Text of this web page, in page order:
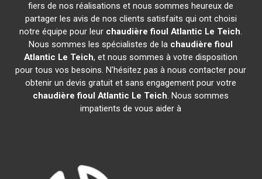
fiers de nos réalisations et nous sommes heureux de
partager les avis de nos clients satisfaits qui ont choisi
notre équipe pour leur chaudière fioul Atlantic Le Teich.
Nous sommes les spécialistes de la chaudière fioul
Atlantic Le Teich, et nous sommes à votre disposition
pour tous vos besoins. N'hésitez pas à nous contacter pour
obtenir un devis gratuit et sans engagement pour votre
chaudière fioul Atlantic Le Teich. Nous sommes
impatients de vous aider à